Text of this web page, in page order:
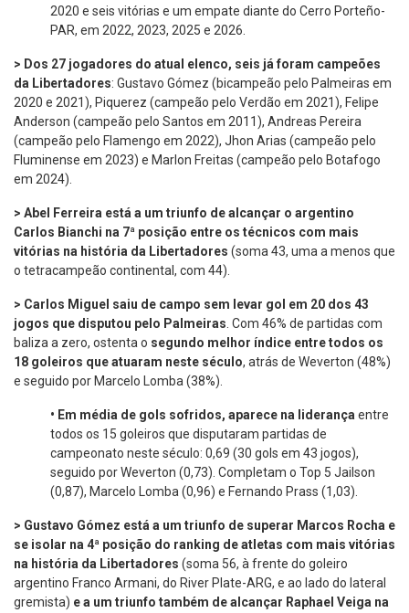
2020 e seis vitórias e um empate diante do Cerro Porteño-
PAR, em 2022, 2023, 2025 e 2026.
> Dos 27 jogadores do atual elenco, seis já foram campeões
da Libertadores: Gustavo Gómez (bicampeão pelo Palmeiras em
2020 e 2021), Piquerez (campeão pelo Verdão em 2021), Felipe
Anderson (campeão pelo Santos em 2011), Andreas Pereira
(campeão pelo Flamengo em 2022), Jhon Arias (campeão pelo
Fluminense em 2023) e Marlon Freitas (campeão pelo Botafogo
em 2024).
> Abel Ferreira está a um triunfo de alcançar o argentino
Carlos Bianchi na 7ª posição entre os técnicos com mais
vitórias na história da Libertadores (soma 43, uma a menos que
o tetracampeão continental, com 44).
> Carlos Miguel saiu de campo sem levar gol em 20 dos 43
jogos que disputou pelo Palmeiras . Com 46% de partidas com
baliza a zero, ostenta o segundo melhor índice entre todos os
18 goleiros que atuaram neste século, atrás de Weverton (48%)
e seguido por Marcelo Lomba (38%).
• Em média de gols sofridos, aparece na liderança entre
todos os 15 goleiros que disputaram partidas de
campeonato neste século: 0,69 (30 gols em 43 jogos),
seguido por Weverton (0,73). Completam o Top 5 Jailson
(0,87), Marcelo Lomba (0,96) e Fernando Prass (1,03).
> Gustavo Gómez está a um triunfo de superar Marcos Rocha e
se isolar na 4ª posição do ranking de atletas com mais vitórias
na história da Libertadores (soma 56, à frente do goleiro
argentino Franco Armani, do River Plate-ARG, e ao lado do lateral
gremista) e a um triunfo também de alcançar Raphael Veiga na